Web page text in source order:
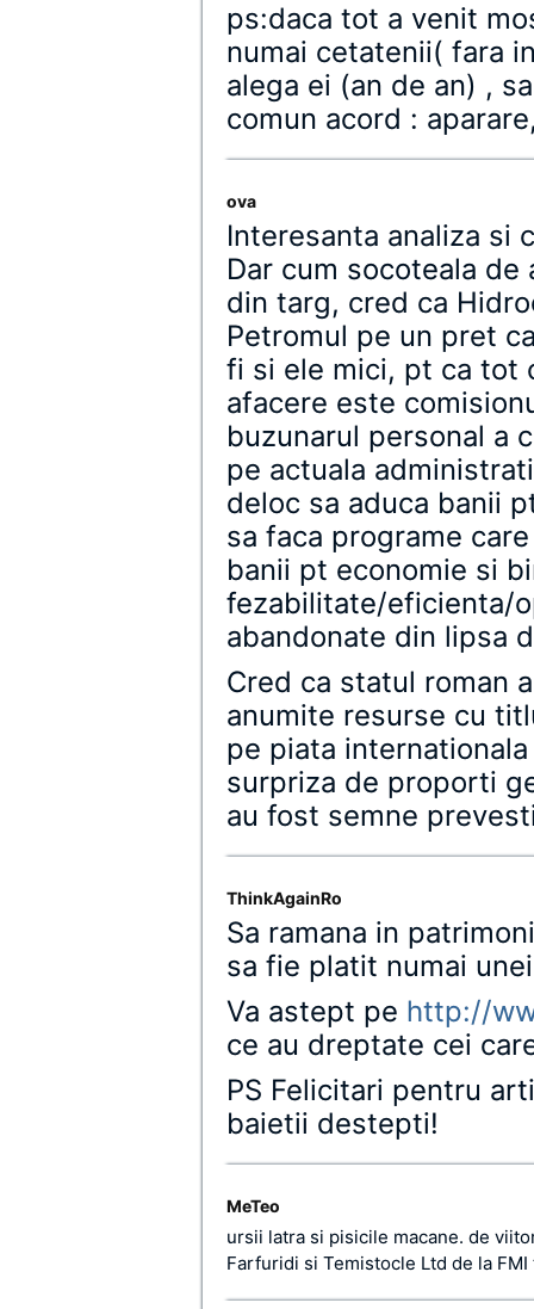
ps:daca tot a venit
numai cetatenii( fara
alega ei (an de an) ,
comun acord :
ova
Interesanta analiza si
Dar cum socoteala
din targ, cred ca
Petromul pe un pret
fi si ele mici, pt ca tot
afacere este
buzunarul personal a
pe actuala
deloc sa aduca banii
sa faca programe
banii pt economie si
fezabilitate/eficienta/
abandonate din lipsa
Cred ca statul roman
anumite resurse cu
pe piata
surpriza de proporti
au fost semne
ThinkAgainRo
Sa ramana in
sa fie platit numai
Va astept pe http://
ce au dreptate cei
PS Felicitari pentru
baietii destepti!
MeTeo
ursii latra si pisicile macane. de
Farfuridi si Temistocle Ltd de la